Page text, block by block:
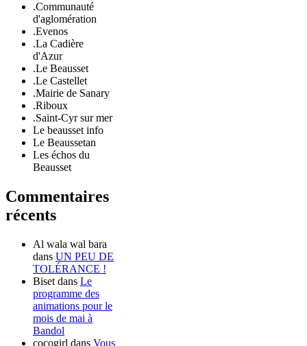
.Communauté
d'aglomération
.Evenos
.La Cadière
d'Azur
.Le Beausset
.Le Castellet
.Mairie de Sanary
.Riboux
.Saint-Cyr sur mer
Le beausset info
Le Beaussetan
Les échos du
Beausset
Commentaires
récents
Al wala wal bara
dans UN PEU DE
TOLÉRANCE !
Biset dans Le
programme des
animations pour le
mois de mai à
Bandol
cocogirl dans Vous